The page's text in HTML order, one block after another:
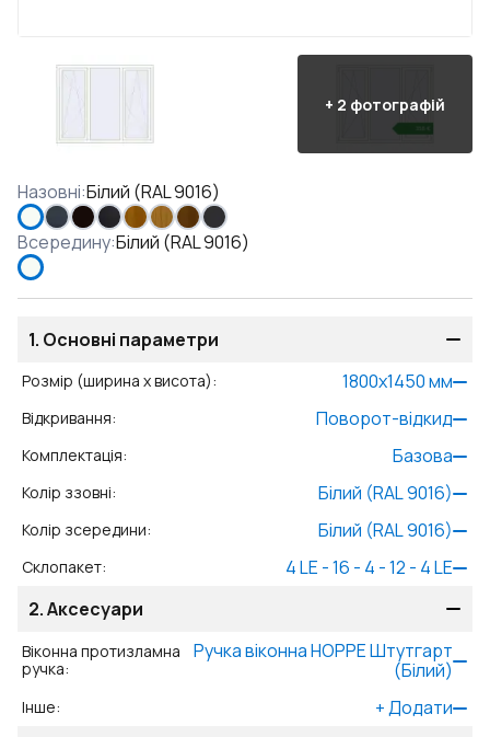
+ 2 фотографій
Назовні:Білий (RAL 9016)
Всередину:Білий (RAL 9016)
1. Основні параметри
Розмір (ширина x висота): 1800x1450мм
Відкривання: Поворот-відкид
Комплектація: Базова
Колір ззовні: Білий (RAL 9016)
Колір зсередини: Білий (RAL 9016)
Склопакет:
4 LE - 16 - 4 - 12 - 4 LE
2.Аксесуари
Віконна протизламна
ручка:
Ручка віконна HOPPE Штутгарт
(Білий)
Інше: +Додати